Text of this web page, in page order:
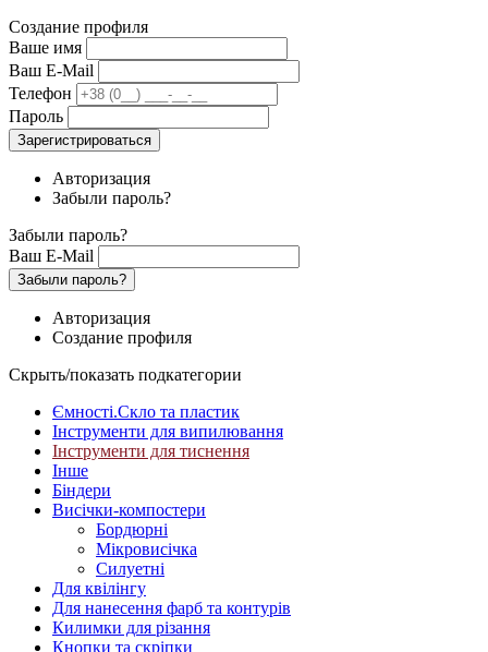
Создание профиля
Ваше имя
Ваш E-Mail
Телефон
Пароль
Зарегистрироваться
Авторизация
Забыли пароль?
Забыли пароль?
Ваш E-Mail
Забыли пароль?
Авторизация
Создание профиля
Скрыть/показать подкатегории
Ємності.Скло та пластик
Інструменти для випилювання
Інструменти для тиснення
Інше
Біндери
Висічки-компостери
Бордюрні
Мікровисічка
Силуетні
Для квілінгу
Для нанесення фарб та контурів
Килимки для різання
Кнопки та скріпки